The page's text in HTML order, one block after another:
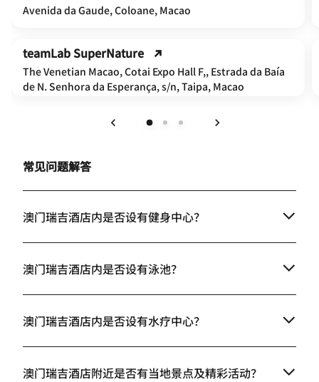
Avenida da Gaude, Coloane, Macao
teamLab SuperNature
The Venetian Macao, Cotai Expo Hall F,, Estrada da Baía
de N. Senhora da Esperança, s/n, Taipa, Macao
常见问题解答
澳门瑞吉酒店内是否设有健身中心？
澳门瑞吉酒店内是否设有泳池？
澳门瑞吉酒店内是否设有水疗中心？
澳门瑞吉酒店附近是否有当地景点及精彩活动？